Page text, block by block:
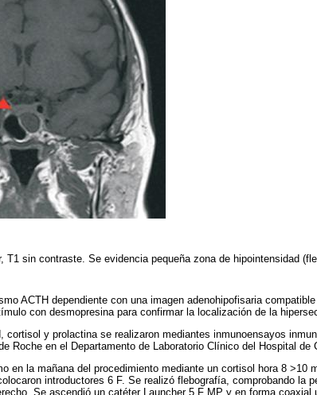
T1 sin contraste. Se evidencia pequeña zona de hipointensidad
ACTH dependiente con una imagen adenohipofisaria
con desmopresina para confirmar la localización de la
cortisol y prolactina se realizaron mediantes inmunoensayos
Roche en el Departamento de Laboratorio Clínico del Hospital de
en la mañana del procedimiento mediante un cortisol hora 8 >10
introductores 6 F. Se realizó flebografía, comprobando la
Se ascendió un catéter Launcher 5 F MP y en forma coaxial